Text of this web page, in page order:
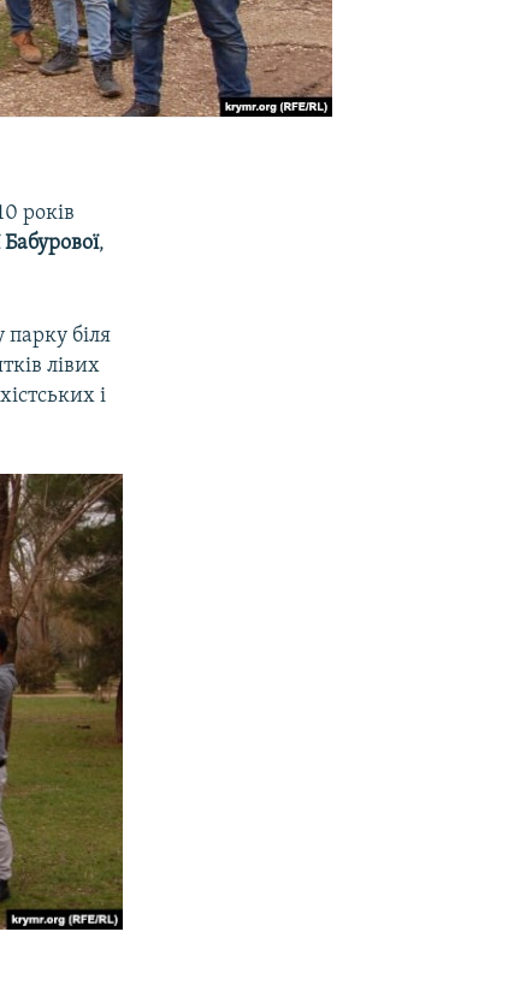
років
Бабурової,
біля
лівих
і